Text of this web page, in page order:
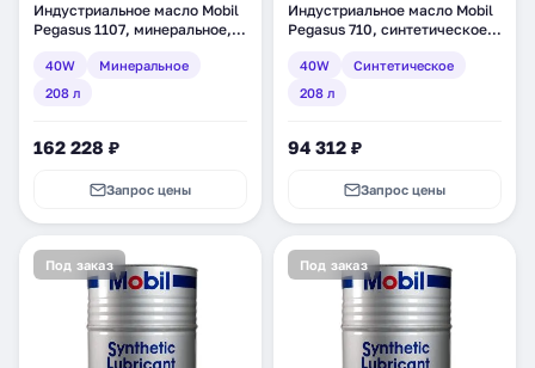
Индустриальное масло Mobil
Pegasus 1107, минеральное,
40W
Минеральное
208 л
162 228 ₽
Запрос цены
Индустриальное масло Mobil
Pegasus 710, синтетическое,
40W
Синтетическое
208 л
94 312 ₽
Запрос цены
Под заказ Под заказ